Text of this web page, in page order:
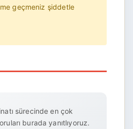
geçmeniz şiddetle
sürecinde en çok
burada yanıtlıyoruz.